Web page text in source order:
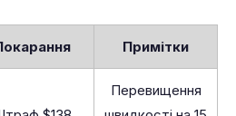
Примітки
Перевищення